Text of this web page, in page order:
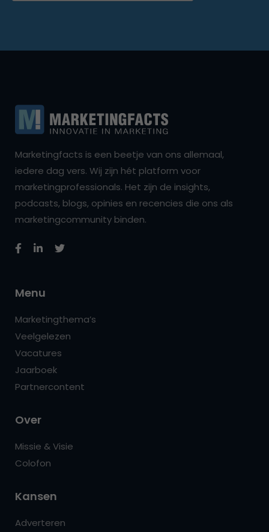
Marketingfacts is een beetje van ons allemaal,
iedere dag vers. Wij zijn hét platform voor
marketingprofessionals. Het zijn de insights,
podcasts, blogs, opinies en recencies die ons als
marketingcommunity binden.
Menu
Marketingthema’s
Veelgelezen
Vacatures
Jaarboek
Partnercontent
Over
Missie & Visie
Colofon
Kansen
Adverteren